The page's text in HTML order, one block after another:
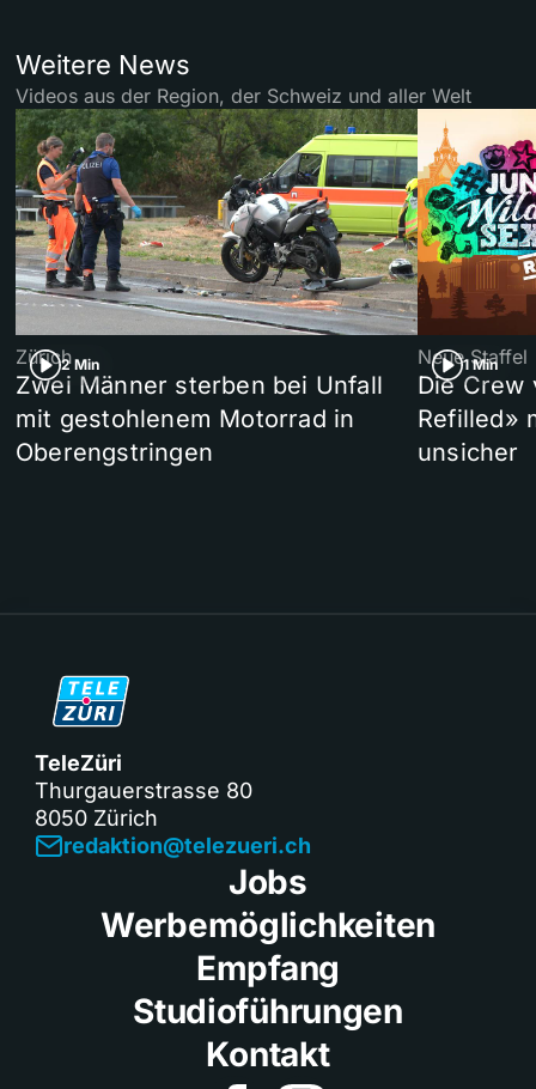
Weitere News
Videos aus der Region, der Schweiz und aller Welt
2 Min
Zürich
Zwei Männer sterben bei Unfall
mit gestohlenem Motorrad in
Oberengstringen
1 Min
Neue Staffel
Die Crew
Refilled»
unsicher
TeleZüri
Thurgauerstrasse 80
8050 Zürich
redaktion@telezueri.ch
Jobs
Werbemöglichkeiten
Empfang
Studioführungen
Kontakt